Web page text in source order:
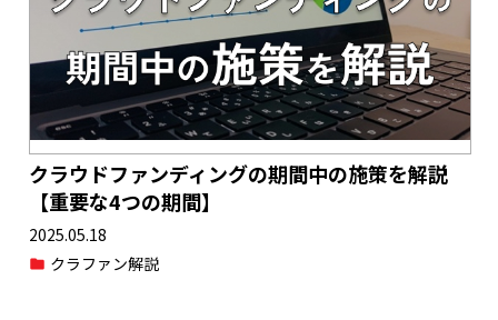
クラウドファンディングの期間中の施策を解説
【重要な4つの期間】
2025.05.18
クラファン解説